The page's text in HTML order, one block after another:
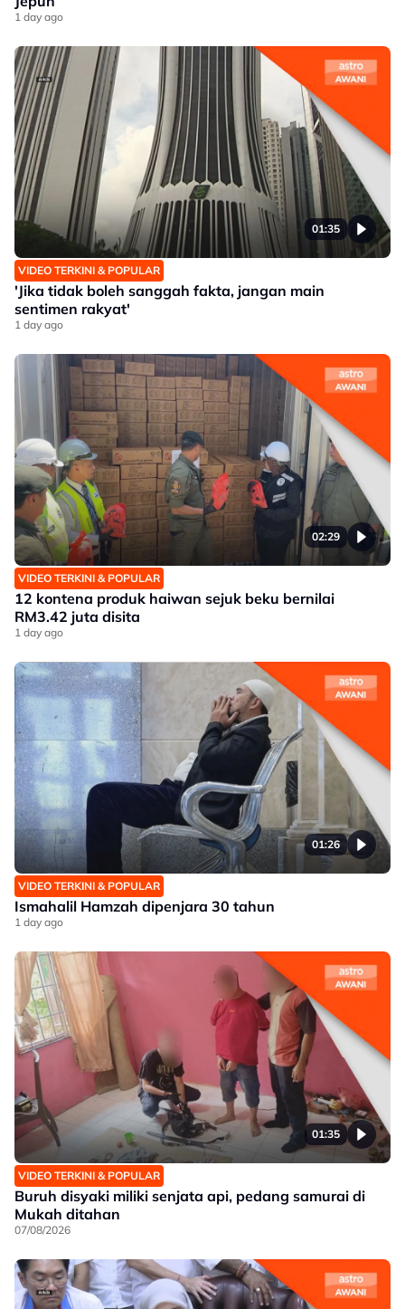
1 day ago
01:35
VIDEO TERKINI & POPULAR
'Jika tidak boleh sanggah fakta, jangan main
sentimen rakyat'
1 day ago
02:29
VIDEO TERKINI & POPULAR
12 kontena produk haiwan sejuk beku bernilai
RM3.42 juta disita
1 day ago
01:26
VIDEO TERKINI & POPULAR
Ismahalil Hamzah dipenjara 30 tahun
1 day ago
01:35
VIDEO TERKINI & POPULAR
Buruh disyaki miliki senjata api, pedang samurai di
Mukah ditahan
07/08/2026